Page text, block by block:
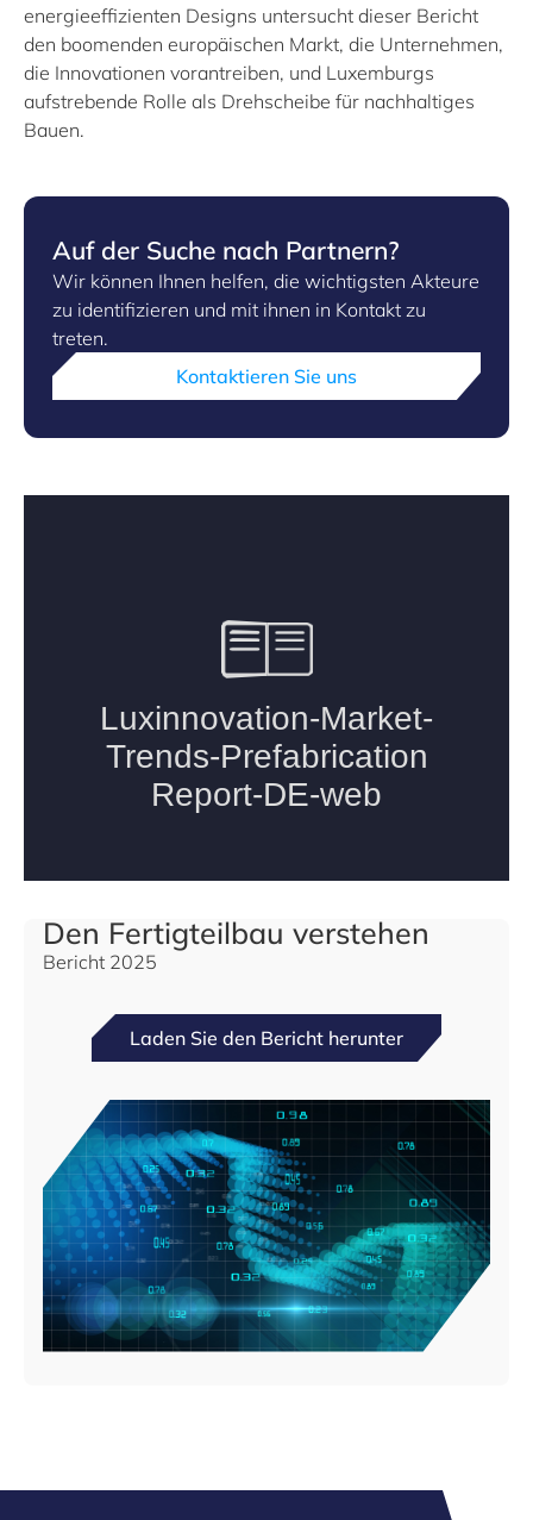
energieeffizienten Designs untersucht dieser Bericht
den boomenden europäischen Markt, die Unternehmen,
die Innovationen vorantreiben, und Luxemburgs
aufstrebende Rolle als Drehscheibe für nachhaltiges
Bauen.
Auf der Suche nach Partnern?
Wir können Ihnen helfen, die wichtigsten Akteure
zu identifizieren und mit ihnen in Kontakt zu
treten.
Kontaktieren Sie uns
Den Fertigteilbau verstehen
Bericht 2025
Laden Sie den Bericht herunter